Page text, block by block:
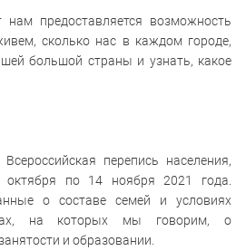
предоставляется возможность
сколько нас в каждом городе,
большой страны и узнать, какое
перепись населения,
по 14 ноября 2021 года.
о составе семей и условиях
на которых мы говорим, о
и образовании.